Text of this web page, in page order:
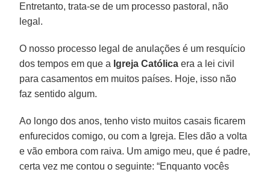
Entretanto, trata-se de um processo pastoral, não
legal.
O nosso processo legal de anulações é um resquício
dos tempos em que a Igreja Católica era a lei civil
para casamentos em muitos países. Hoje, isso não
faz sentido algum.
Ao longo dos anos, tenho visto muitos casais ficarem
enfurecidos comigo, ou com a Igreja. Eles dão a volta
e vão embora com raiva. Um amigo meu, que é padre,
certa vez me contou o seguinte: “Enquanto vocês